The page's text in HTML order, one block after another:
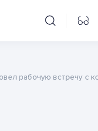
рабочую встречу с